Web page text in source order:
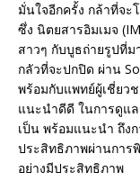
มั่นใจอีกครั้ง กล้าที่จะ
ซึ่ง นิตยสารอิมเมจ
สาวๆ กับบูธถ่ายรูปที่
กลัวที่จะปกปิด ผ่าน
พร้อมกับแพทย์ผู้เชี่ยว
แนะนำดีดี ในการดูแ
เป็น พร้อมแนะนำ ถึง
ประสิทธิภาพผ่านการ
อย่างมีประสิทธิภาพ